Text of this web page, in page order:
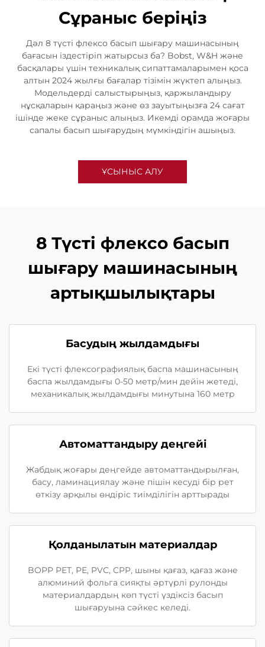
Сұраныс беріңіз
Дәл 8 түсті флексо басып шығару машинасының
бағасын іздестіріп жатырсыз ба? Bobst, W&H және
басқалары үшін техникалық сипаттамаларымен қоса
алтын 2024 жылғы бағалар тізімін жүктеп алыңыз.
Модельдерді салыстырыңыз, қаржыландыру
нұсқаларын қараңыз және өз зауытыңызға 24 сағат
ішінде жеке сұраныс алыңыз. Икемді орамда жоғары
сапалы басып шығарудың мүмкіндігін ашыңыз.
ҰСЫНЫС АЛУ
8 Түсті флексо басып
шығару машинасының
артықшылықтары
Басудың жылдамдығы
Екі түсті флексографиялық баспа машинасының
баспа жылдамдығы 0-50 метр/мин дейін жетеді,
механикалық жылдамдығы минутына 160 метр
Автоматтандыру деңгейі
Жабдық жоғары деңгейде автоматтандырылған,
басу, ламинациялау және пішін кесуді бір рет
өткізу арқылы өндіріс тиімділігін арттырады
Қолданылатын материалдар
BOPP PET, PE, PVC, CPP, шыны қағаз, қағаз және
алюминий фольга сияқты әртүрлі рулонды
материалдардың көп түсті үздіксіз басып
шығаруына сәйкес келеді.